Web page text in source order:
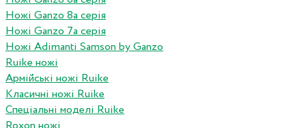
Ножі Ganzo 8а серія
Ножі Ganzo 7а серія
Ножі Adimanti Samson by Ganzo
Ruike ножі
Армійські ножі Ruike
Класичні ножі Ruike
Спеціальні моделі Ruike